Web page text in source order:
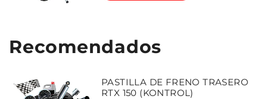
Recomendados
PASTILLA DE FRENO TRASERO
RTX 150 (KONTROL)